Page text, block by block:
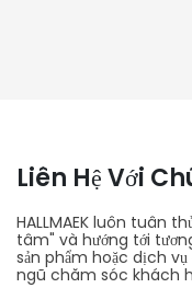
Liên Hệ Với
HALLMAEK luôn tuân
tâm" và hướng tới
sản phẩm hoặc dịch
ngũ chăm sóc khách